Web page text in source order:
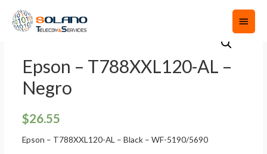
Epson – T788XXL120-AL –
Negro
$26.55
Epson – T788XXL120-AL – Black – WF-5190/5690